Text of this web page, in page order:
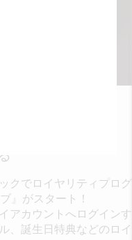
クでロイヤリティプログ
』がスタート！
アカウントへログインす
、誕生日特典などのロイ